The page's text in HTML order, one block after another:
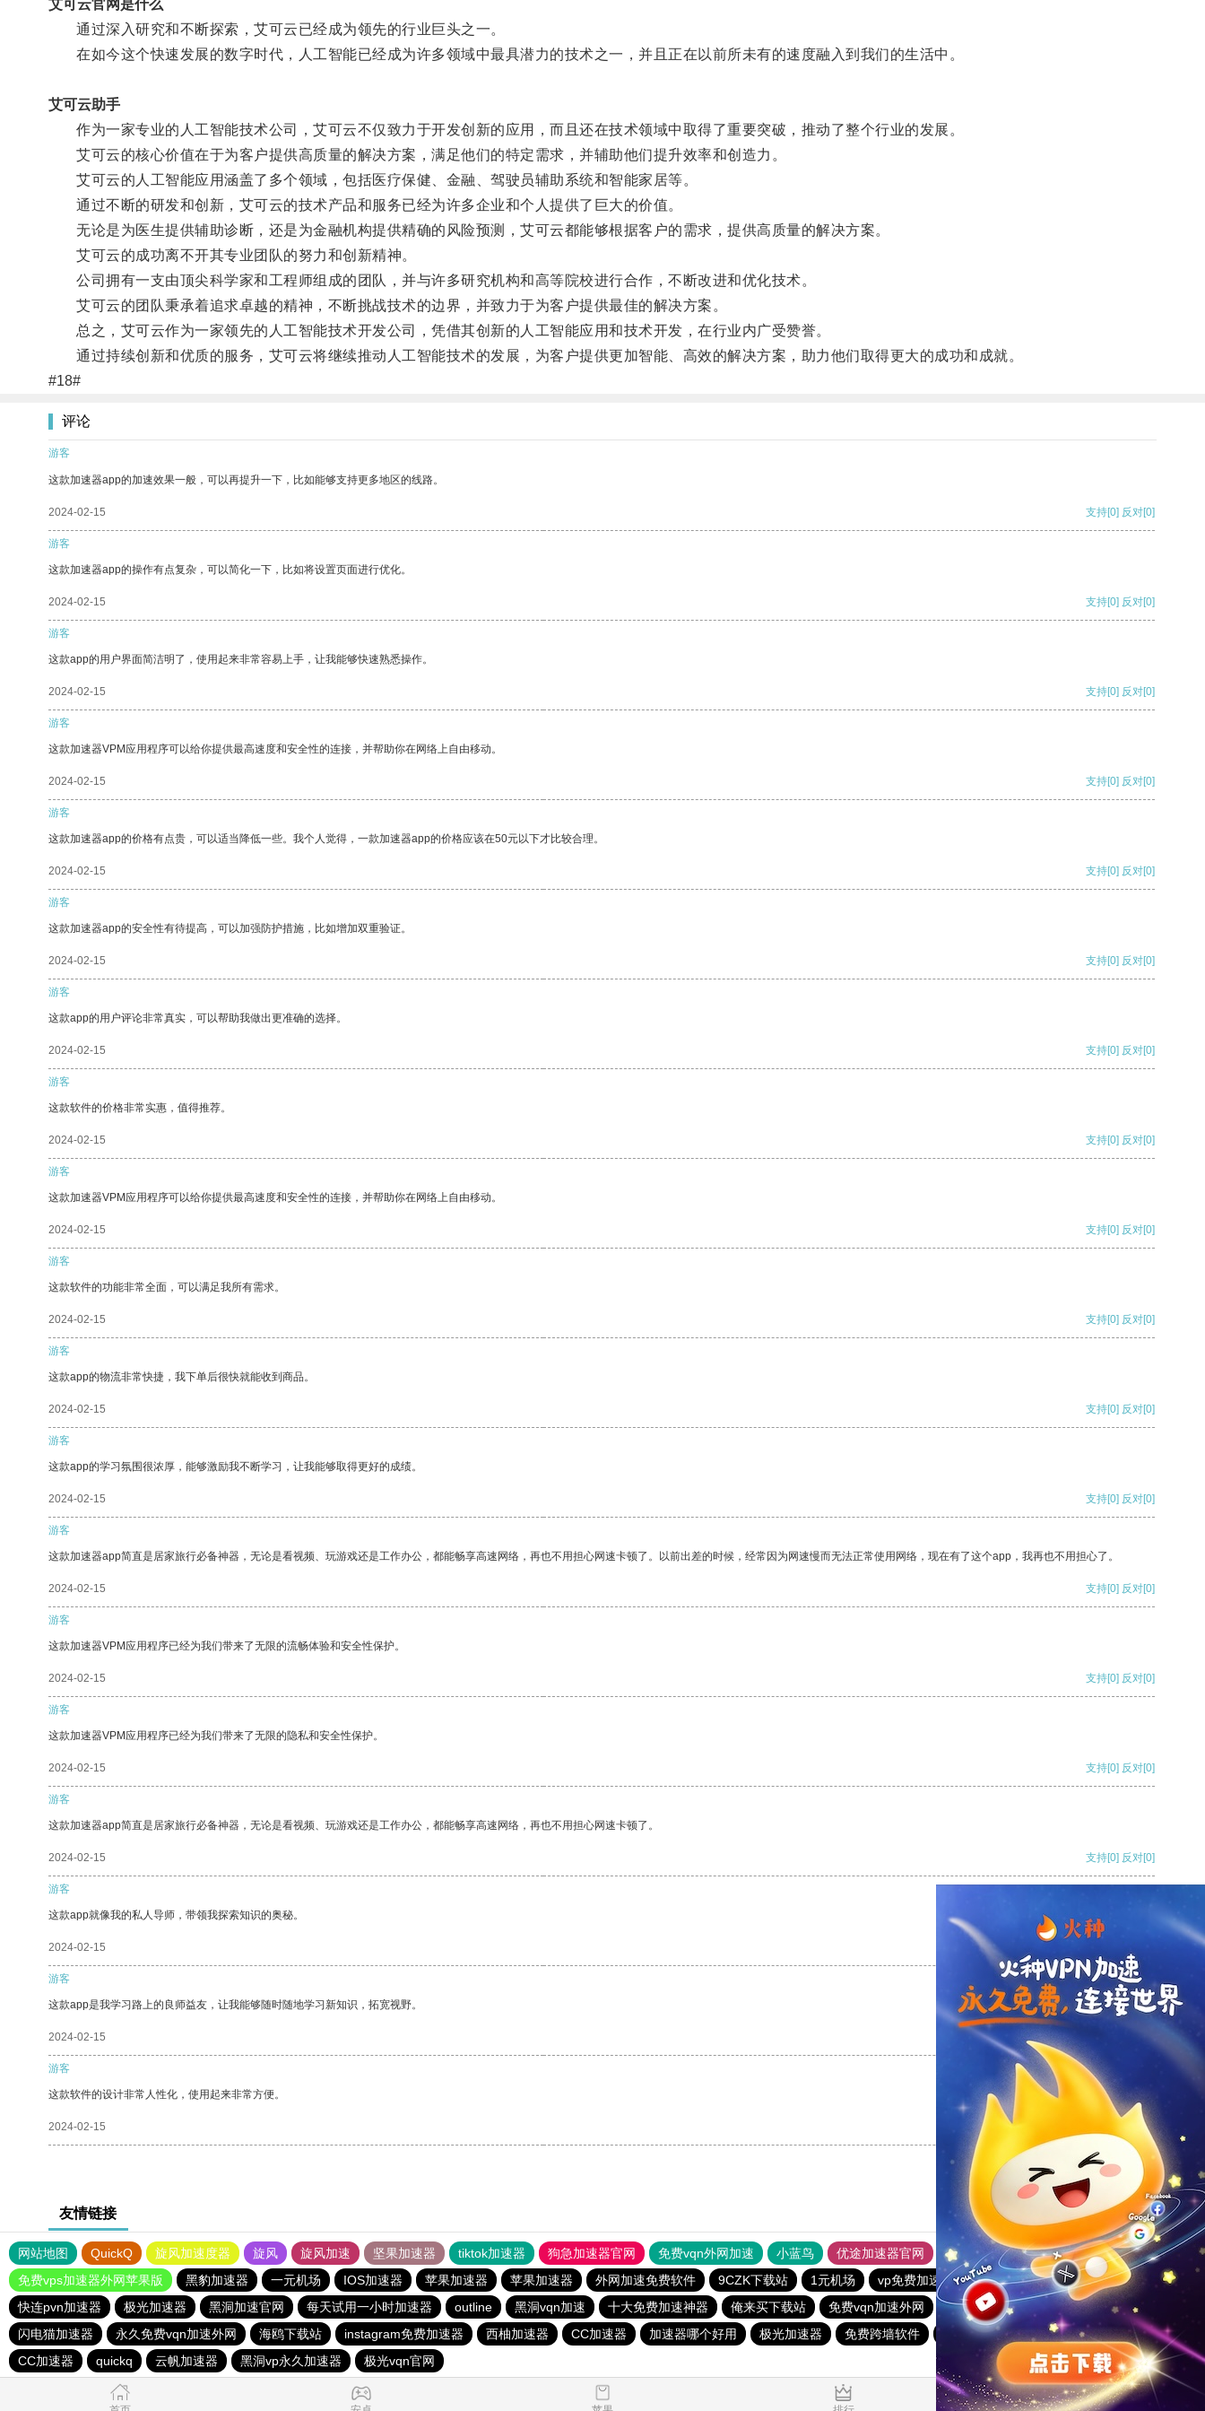
艾可云官网是什么
通过深入研究和不断探索，艾可云已经成为领先的行业巨头之一。
在如今这个快速发展的数字时代，人工智能已经成为许多领域中最具潜力的技术之一，并且正在以前所未有的速度融入到我们的生活中。
艾可云助手
作为一家专业的人工智能技术公司，艾可云不仅致力于开发创新的应用，而且还在技术领域中取得了重要突破，推动了整个行业的发展。
艾可云的核心价值在于为客户提供高质量的解决方案，满足他们的特定需求，并辅助他们提升效率和创造力。
艾可云的人工智能应用涵盖了多个领域，包括医疗保健、金融、驾驶员辅助系统和智能家居等。
通过不断的研发和创新，艾可云的技术产品和服务已经为许多企业和个人提供了巨大的价值。
无论是为医生提供辅助诊断，还是为金融机构提供精确的风险预测，艾可云都能够根据客户的需求，提供高质量的解决方案。
艾可云的成功离不开其专业团队的努力和创新精神。
公司拥有一支由顶尖科学家和工程师组成的团队，并与许多研究机构和高等院校进行合作，不断改进和优化技术。
艾可云的团队秉承着追求卓越的精神，不断挑战技术的边界，并致力于为客户提供最佳的解决方案。
总之，艾可云作为一家领先的人工智能技术开发公司，凭借其创新的人工智能应用和技术开发，在行业内广受赞誉。
通过持续创新和优质的服务，艾可云将继续推动人工智能技术的发展，为客户提供更加智能、高效的解决方案，助力他们取得更大的成功和成就。
#18#
评论
游客
这款加速器app的加速效果一般，可以再提升一下，比如能够支持更多地区的线路。
2024-02-15 支持[0] 反对[0]
游客
这款加速器app的操作有点复杂，可以简化一下，比如将设置页面进行优化。
2024-02-15 支持[0] 反对[0]
游客
这款app的用户界面简洁明了，使用起来非常容易上手，让我能够快速熟悉操作。
2024-02-15 支持[0] 反对[0]
游客
这款加速器VPM应用程序可以给你提供最高速度和安全性的连接，并帮助你在网络上自由移动。
2024-02-15 支持[0] 反对[0]
游客
这款加速器app的价格有点贵，可以适当降低一些。我个人觉得，一款加速器app的价格应该在50元以下才比较合理。
2024-02-15 支持[0] 反对[0]
游客
这款加速器app的安全性有待提高，可以加强防护措施，比如增加双重验证。
2024-02-15 支持[0] 反对[0]
游客
这款app的用户评论非常真实，可以帮助我做出更准确的选择。
2024-02-15 支持[0] 反对[0]
游客
这款软件的价格非常实惠，值得推荐。
2024-02-15 支持[0] 反对[0]
游客
这款加速器VPM应用程序可以给你提供最高速度和安全性的连接，并帮助你在网络上自由移动。
2024-02-15 支持[0] 反对[0]
游客
这款软件的功能非常全面，可以满足我所有需求。
2024-02-15 支持[0] 反对[0]
游客
这款app的物流非常快捷，我下单后很快就能收到商品。
2024-02-15 支持[0] 反对[0]
游客
这款app的学习氛围很浓厚，能够激励我不断学习，让我能够取得更好的成绩。
2024-02-15 支持[0] 反对[0]
游客
这款加速器app简直是居家旅行必备神器，无论是看视频、玩游戏还是工作办公，都能畅享高速网络，再也不用担心网速卡顿了。以前出差的时候，经常因为网速慢而无法正常使用网络，现在有了这个app，我再也不用担心了。
2024-02-15 支持[0] 反对[0]
游客
这款加速器VPM应用程序已经为我们带来了无限的流畅体验和安全性保护。
2024-02-15 支持[0] 反对[0]
游客
这款加速器VPM应用程序已经为我们带来了无限的隐私和安全性保护。
2024-02-15 支持[0] 反对[0]
游客
这款加速器app简直是居家旅行必备神器，无论是看视频、玩游戏还是工作办公，都能畅享高速网络，再也不用担心网速卡顿了。
2024-02-15 支持[0] 反对[0]
游客
这款app就像我的私人导师，带领我探索知识的奥秘。
2024-02-15
游客
这款app是我学习路上的良师益友，让我能够随时随地学习新知识，拓宽视野。
2024-02-15 反对
游客
这款软件的设计非常人性化，使用起来非常方便。
2024-02-15 反对[0]
友情链接
网站地图 QuickQ 旋风加速度器 旋风 旋风加速 坚果加速器 tiktok加速器 狗急加速器官网 免费vqn外网加速 小蓝鸟 优途加速器官网 风驰加速器 旋风加速器
八戒看书
免费vps加速器外网苹果版
黑豹加速器 一元机场 IOS加速器 苹果加速器 苹果加速器 外网加速免费软件 9CZK下载站 1元机场 vp免费加速 橘子加速器
极光vp加速器
快连pvn加速器
极光加速器 黑洞加速官网 每天试用一小时加速器 outline 黑洞vqn加速 十大免费加速神器 俺来买下载站 免费vqn加速外网 ins加速器
极光加速器
闪电猫加速器
永久免费vqn加速外网 海鸥下载站 instagram免费加速器 西柚加速器 CC加速器 加速器哪个好用 极光加速器 免费跨墙软件 酷通npv加速器
小牛加速器
CC加速器
quickq 云帆加速器 黑洞vp永久加速器 极光vqn官网